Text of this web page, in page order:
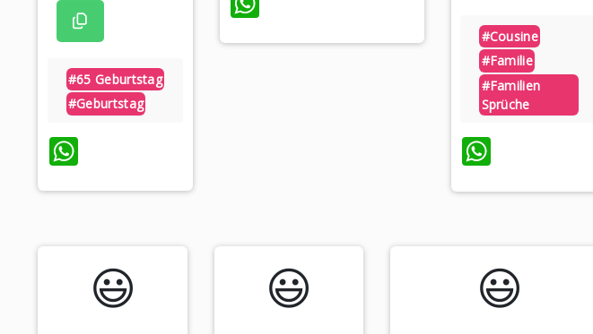
#65 Geburtstag
#geburtstag
WhatsApp
#cousine
#familie
#familien
Sprüche
😃️ 😃️ 😃️